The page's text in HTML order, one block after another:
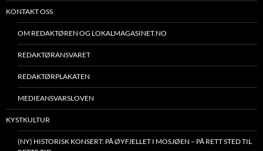
KONTAKT OSS
OM REDAKTØREN OG LOKALMAGASINET.NO
REDAKTØRANSVARET
REDAKTØRPLAKATEN
MEDIEANSVARSLOVEN
KYSTKULTUR
(NY) HISTORISK KONSERT: PÅ ØYFJELLET I MOSJØEN – PÅ RETT STED TIL